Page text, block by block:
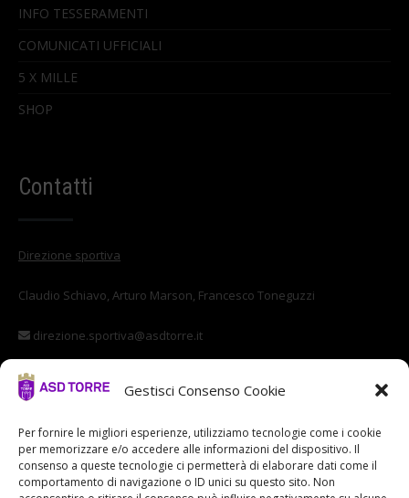
Gestisci Consenso Cookie
Per fornire le migliori esperienze, utilizziamo tecnologie come i cookie
per memorizzare e/o accedere alle informazioni del dispositivo. Il
consenso a queste tecnologie ci permetterà di elaborare dati come il
comportamento di navigazione o ID unici su questo sito. Non
INFO TESSERAMENTI
COMUNICATI UFFICIALI
5 X MILLE
SHOP
Contatti
Direzione sportiva
Claudio Schiavo, Arturo Marson, Francesco Toneguzzi
direzione.sportiva@asdtorre.it
Settore giovanile
settore.giovanile@asdtorre.it